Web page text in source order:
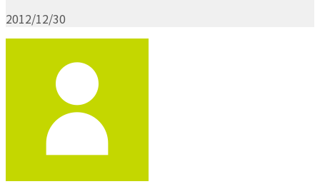
2012/12/30